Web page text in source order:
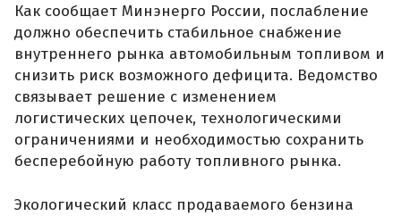
Как сообщает Минэнерго России, послабление
должно обеспечить стабильное снабжение
внутреннего рынка автомобильным топливом и
снизить риск возможного дефицита. Ведомство
связывает решение с изменением
логистических цепочек, технологическими
ограничениями и необходимостью сохранить
бесперебойную работу топливного рынка.
Экологический класс продаваемого бензина